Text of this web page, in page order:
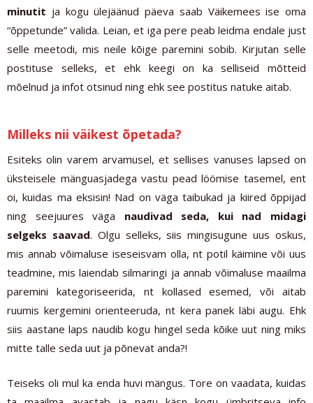
minutit ja kogu ülejäänud päeva saab Väikemees ise oma
“õppetunde” valida. Leian, et iga pere peab leidma endale just
selle meetodi, mis neile kõige paremini sobib. Kirjutan selle
postituse selleks, et ehk keegi on ka selliseid mõtteid
mõelnud ja infot otsinud ning ehk see postitus natuke aitab.
Milleks nii väikest õpetada?
Esiteks olin varem arvamusel, et sellises vanuses lapsed on
üksteisele mänguasjadega vastu pead löömise tasemel, ent
oi, kuidas ma eksisin! Nad on väga taibukad ja kiired õppijad
ning seejuures väga naudivad seda, kui nad midagi
selgeks saavad. Olgu selleks, siis mingisugune uus oskus,
mis annab võimaluse iseseisvam olla, nt potil käimine või uus
teadmine, mis laiendab silmaringi ja annab võimaluse maailma
paremini kategoriseerida, nt kollased esemed, või aitab
ruumis kergemini orienteeruda, nt kera panek läbi augu. Ehk
siis aastane laps naudib kogu hingel seda kõike uut ning miks
mitte talle seda uut ja põnevat anda?!
Teiseks oli mul ka enda huvi mängus. Tore on vaadata, kuidas